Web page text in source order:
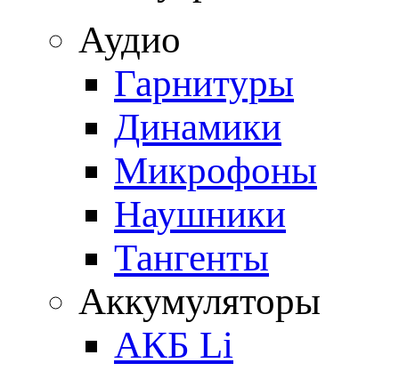
Аудио
Гарнитуры
Динамики
Микрофоны
Наушники
Тангенты
Аккумуляторы
АКБ Li